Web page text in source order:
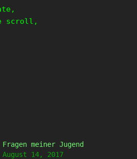
scroll,
Fragen meiner Jugend
August 14, 2017